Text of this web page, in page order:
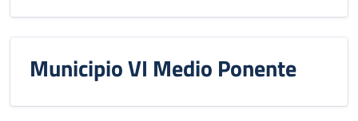
Municipio VI Medio Ponente